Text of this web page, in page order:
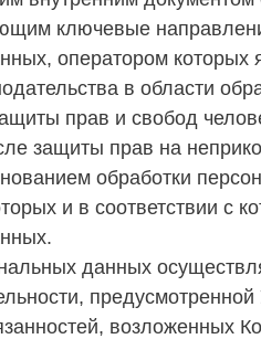
ключевые
оператором
в области
прав и свобод
защиты прав на
обработки
и в соответствии с
данных
возложенных